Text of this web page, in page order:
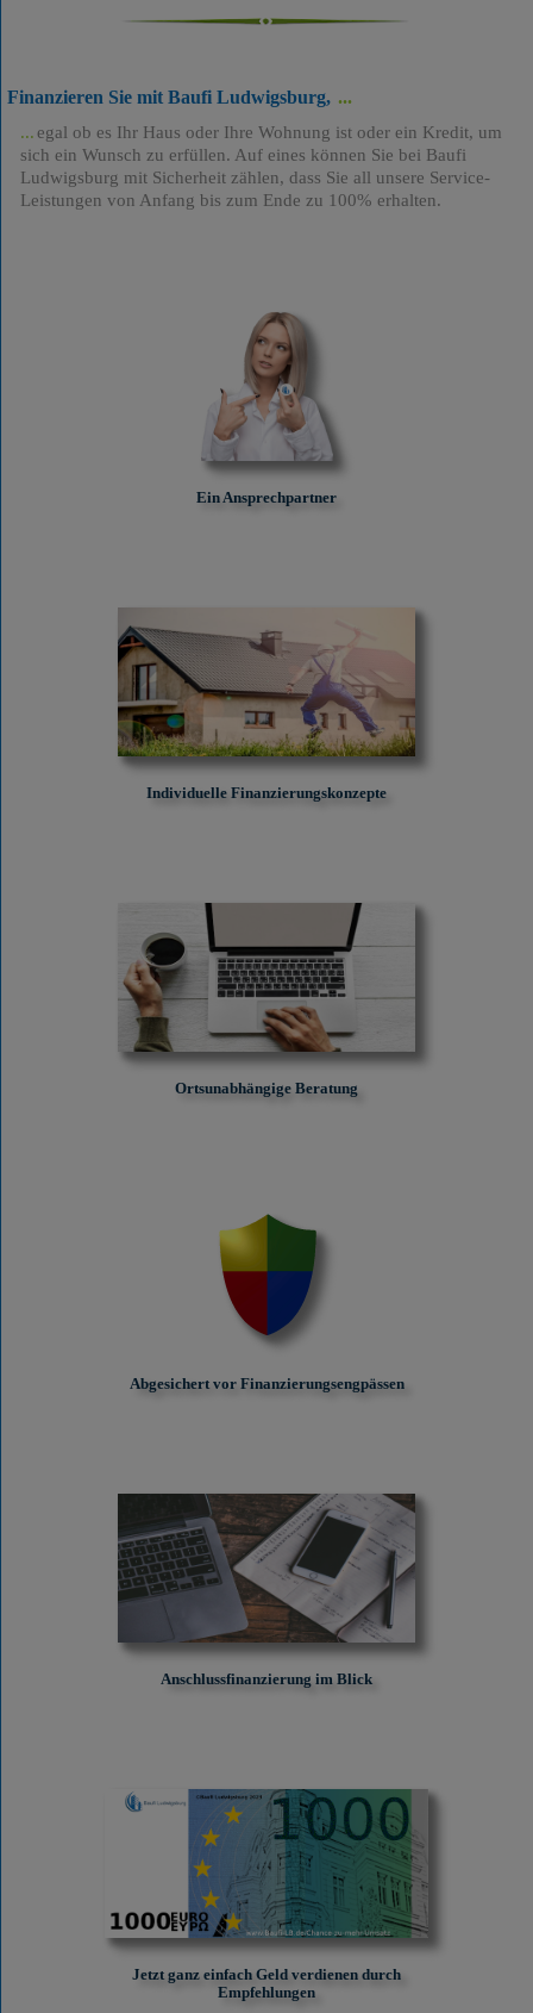
Finanzieren Sie mit Baufi Ludwigsburg,
egal ob es Ihr Haus oder Ihre Wohnung ist oder ein Kredit, um
sich ein Wunsch zu erfüllen. Auf eines können Sie bei Baufi
Ludwigsburg mit Sicherheit zählen, dass Sie all unsere Service-
Leistungen von Anfang bis zum Ende zu 100% erhalten.
Ein Ansprechpartner
Individuelle Finanzierungskonzepte
Ortsunabhängige Beratung
Abgesichert vor Finanzierungs­engpässen
Anschlussfinanzierung im Blick
Jetzt ganz einfach Geld verdienen durch
Empfehlungen